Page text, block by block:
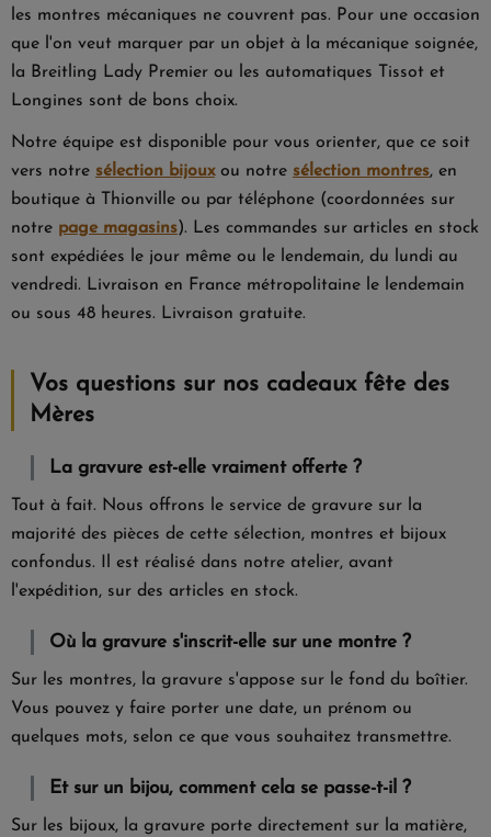
les montres mécaniques ne couvrent pas. Pour une occasion
que l'on veut marquer par un objet à la mécanique soignée,
la Breitling Lady Premier ou les automatiques Tissot et
Longines sont de bons choix.
Notre équipe est disponible pour vous orienter, que ce soit
vers notre sélection bijouxou notre sélection montres, en
boutique à Thionville ou par téléphone (coordonnées sur
notre page magasins). Les commandes sur articles en stock
sont expédiées le jour même ou le lendemain, du lundi au
vendredi. Livraison en France métropolitaine le lendemain
ou sous 48 heures. Livraison gratuite.
Vos questions sur nos cadeaux fête des
Mères
La gravure est-elle vraiment offerte ?
Tout à fait. Nous offrons le service de gravure sur la
majorité des pièces de cette sélection, montres et bijoux
confondus. Il est réalisé dans notre atelier, avant
l'expédition, sur des articles en stock.
Où la gravure s'inscrit-elle sur une montre ?
Sur les montres, la gravure s'appose sur le fond du boîtier.
Vous pouvez y faire porter une date, un prénom ou
quelques mots, selon ce que vous souhaitez transmettre.
Et sur un bijou, comment cela se passe-t-il ?
Sur les bijoux, la gravure porte directement sur la matière,